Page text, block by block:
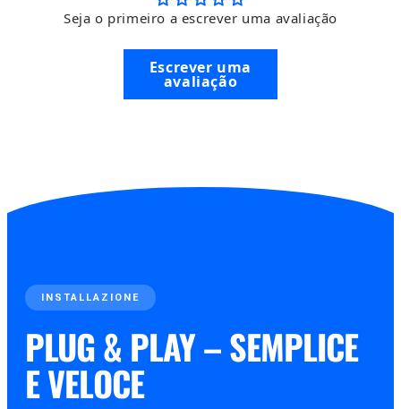
Seja o primeiro a escrever uma avaliação
Escrever uma
avaliação
INSTALLAZIONE
PLUG & PLAY – SEMPLICE
E VELOCE